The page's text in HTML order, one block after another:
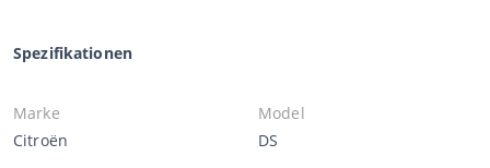
Spezifikationen
Marke
Citroën
Model
DS